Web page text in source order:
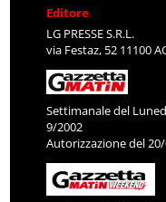
Editore
LG PRESSE S.R.L.
via Festaz, 52 11100
Settimanale del
9/2002
Autorizzazione del